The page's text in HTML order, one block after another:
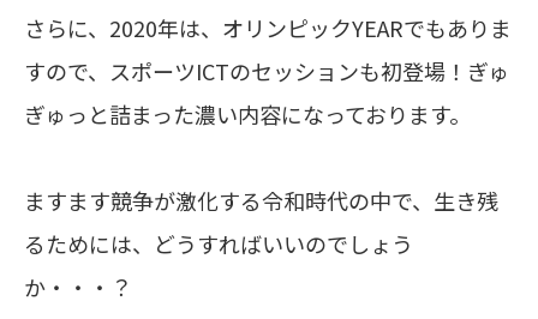
さらに、2020年は、オリンピックYEARでもありま
すので、スポーツICTのセッションも初登場！ぎゅ
ぎゅっと詰まった濃い内容になっております。
ますます競争が激化する令和時代の中で、生き残
るためには、どうすればいいのでしょう
か・・・？